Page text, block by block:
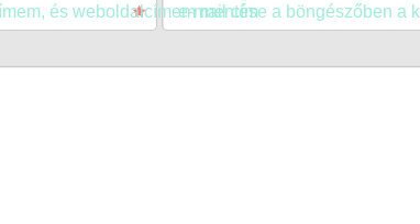
e-mail cím
és weboldalcímem mentése a böngészőben a